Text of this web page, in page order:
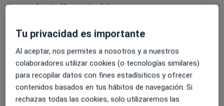
Ignacio Gallego Rubio
124 opiniones
Dirección 1 Dirección 2 Dirección 3
Carrer d´Angel Guimerà, 35-45, local 4, Esplugues de Llobregat •
Clínica Psicológica Ignacio
Tu privacidad es importante
Al aceptar, nos permites a nosotros y a nuestros
colaboradores utilizar cookies (o tecnologías similares)
para recopilar datos con fines estadísiticos y ofrecer
contenidos basados en tus hábitos de navegación. Si
rechazas todas las cookies, solo utilizaremos las